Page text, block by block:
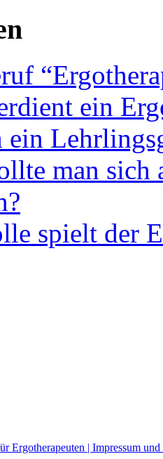
ein
ein
man sich
spielt der
Ergotherapeuten | Impressum